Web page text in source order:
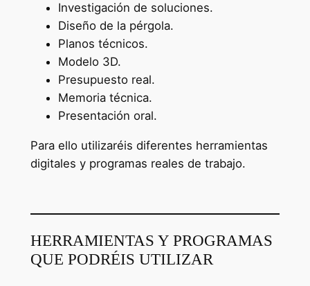
Investigación de soluciones.
Diseño de la pérgola.
Planos técnicos.
Modelo 3D.
Presupuesto real.
Memoria técnica.
Presentación oral.
Para ello utilizaréis diferentes herramientas
digitales y programas reales de trabajo.
HERRAMIENTAS Y PROGRAMAS
QUE PODRÉIS UTILIZAR